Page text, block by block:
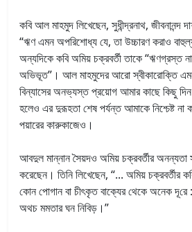
কবি আল মাহমুদ লিখেছেন, সুধীন্দ্রনাথ, জীবনানন্দ
“ঋণ এমন অপরিশোধ্য যে, তা উচ্চারণ করাও
অন্যদিকে কবি অমিয় চক্রবর্তী তাকে “ঋণগ্রস্ত
অভিভূত”। আল মাহমুদের আরো স্বীকারোক্তি
বিন্যাসের অনভ্যস্ত প্রয়োগ আমার কাছে কিছু
হলেও এর দুরূহতা শেষ পর্যন্ত আমাকে নিশ্চেষ্ট না
পয়ারের কারুকাজেও।
আবদুল মান্নান সৈয়দও অমিয় চক্রবর্তীর অনন্যতা
করেছেন। তিনি লিখেছেন, “... অমিয় চক্রবর্তীর
কোন পোগান বা চীৎকৃত বাক্যের থেকে অনেক দূরে :
অথচ মমতার ঘন নিবিড়।”